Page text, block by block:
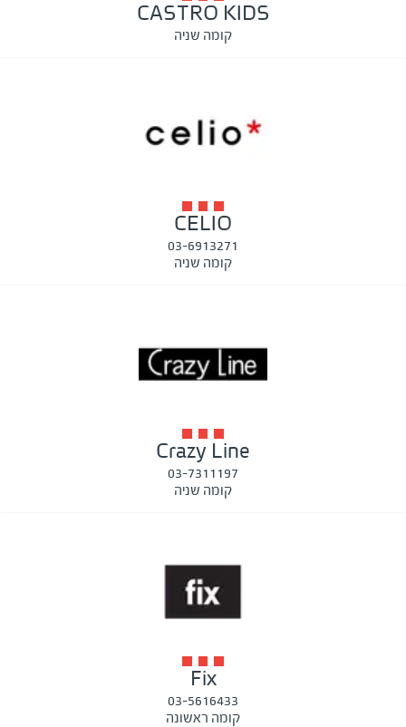
CASTRO KIDS
קומה שניה
CELIO
03-6913271
קומה שניה
Crazy Line
03-7311197
קומה שניה
Fix
03-5616433
קומה ראשונה